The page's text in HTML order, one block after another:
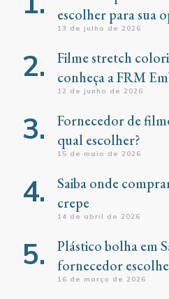
escolher para sua
13 de julho de 2026
Filme stretch
conheça a FRM
12 de junho de 2026
Fornecedor de
qual escolher?
15 de maio de 2026
Saiba onde
crepe
14 de abril de 2026
Plástico bolha em
fornecedor
16 de março de 2026